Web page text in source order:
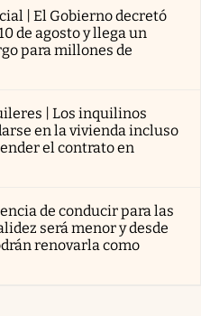
| El Gobierno decretó
de agosto y llega un
para millones de
| Los inquilinos
en la vivienda incluso
el contrato en
de conducir para las
será menor y desde
renovarla como